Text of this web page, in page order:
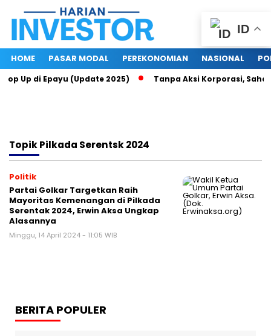
HOME PASAR MODAL PEREKONOMIAN NASIONAL
Up di Epayu (Update 2025) Tanpa Aksi Korporasi,
TopikPilkada Serentsk 2024
Politik
Partai Golkar Targetkan Raih
Mayoritas Kemenangan di Pilkada
Serentak 2024, Erwin Aksa Ungkap
Alasannya
Minggu, 14 April 2024 - 11:05 WIB
BERITA POPULER
ID